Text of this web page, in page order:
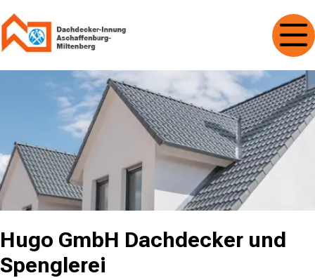
Hugo GmbH Dachdecker und
Spenglerei